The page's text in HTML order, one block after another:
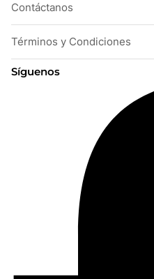
Contáctanos
Términos y Condiciones
Síguenos